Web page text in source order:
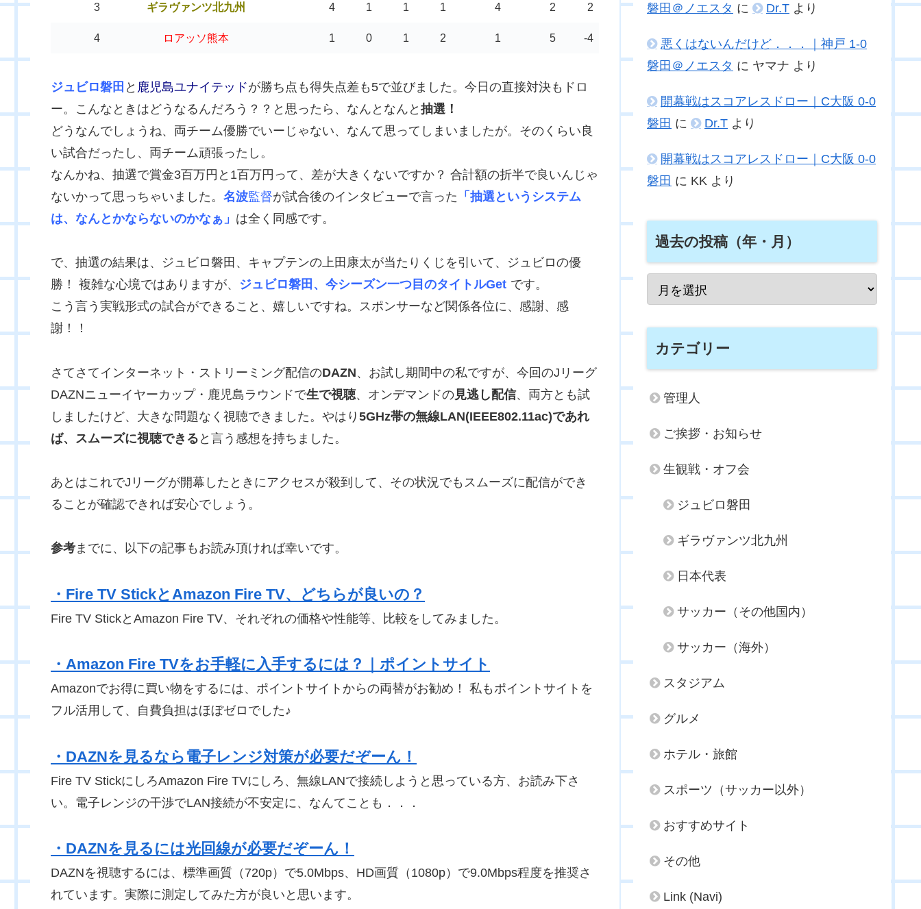
3 ギラヴァンツ北九州 4 1 1 1 4 2 2
4 ロアッソ熊本 1 0 1 2 1 5 -4
ジュビロ磐田 と 鹿児島ユナイテッドが勝ち点も得失点差も5で並びました。今日の直接対決もドロ
ー。こんなときはどうなるんだろう？？と思ったら、なんとなんと 抽選！
どうなんでしょうね、両チーム優勝でいーじゃない、なんて思ってしまいましたが。そのくらい良
い試合だったし、両チーム頑張ったし。
なんかね、抽選で賞金3百万円と1百万円って、差が大きくないですか？ 合計額の折半で良いんじゃ
ないかって思っちゃいました。 名波監督が試合後のインタビューで言った 「抽選というシステム
は、なんとかならないのかなぁ」 は全く同感です。
で、抽選の結果は、ジュビロ磐田、キャプテンの上田康太が当たりくじを引いて、ジュビロの優
勝！ 複雑な心境ではありますが、 ジュビロ磐田、今シーズン一つ目のタイトルGet です。
こう言う実戦形式の試合ができること、嬉しいですね。スポンサーなど関係各位に、感謝、感
謝！！
さてさてインターネット・ストリーミング配信のDAZN、お試し期間中の私ですが、今回のJリーグ
DAZNニューイヤーカップ・鹿児島ラウンドで生で視聴、オンデマンドの見逃し配信、両方とも試
しましたけど、大きな問題なく視聴できました。やはり 5GHz帯の無線LAN(IEEE802.11ac)であれ
ば、スムーズに視聴できる と言う感想を持ちました。
あとはこれでJリーグが開幕したときにアクセスが殺到して、その状況でもスムーズに配信ができ
ることが確認できれば安心でしょう。
参考までに、以下の記事もお読み頂ければ幸いです。
・Fire TV StickとAmazon Fire TV、どちらが良いの？
Fire TV StickとAmazon Fire TV、それぞれの価格や性能等、比較をしてみました。
・Amazon Fire TVをお手軽に入手するには？｜ポイントサイト
Amazonでお得に買い物をするには、ポイントサイトからの両替がお勧め！ 私もポイントサイトを
フル活用して、自費負担はほぼゼロでした♪
・DAZNを見るなら電子レンジ対策が必要だぞーん！
Fire TV StickにしろAmazon Fire TVにしろ、無線LANで接続しようと思っている方、お読み下さ
い。電子レンジの干渉でLAN接続が不安定に、なんてことも．．．
・DAZNを見るには光回線が必要だぞーん！
DAZNを視聴するには、標準画質（720p）で5.0Mbps、HD画質（1080p）で9.0Mbps程度を推奨さ
れています。実際に測定してみた方が良いと思います。
磐田＠ノエスタ に Dr.T より
悪くはないんだけど．．．｜神戸 1-0
磐田＠ノエスタ に ヤマナ より
開幕戦はスコアレスドロー｜C大阪 0-0
磐田 に Dr.T より
開幕戦はスコアレスドロー｜C大阪 0-0
磐田 に KK より
過去の投稿（年・月）
カテゴリー
管理人
ご挨拶・お知らせ
生観戦・オフ会
ジュビロ磐田
ギラヴァンツ北九州
日本代表
サッカー（その他国内）
サッカー（海外）
スタジアム
グルメ
ホテル・旅館
スポーツ（サッカー以外）
おすすめサイト
その他
Link (Navi)